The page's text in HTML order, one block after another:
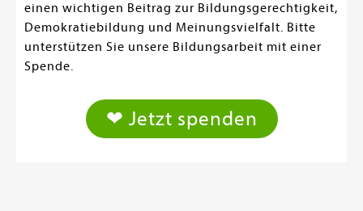
einen wichtigen Beitrag zur Bildungsgerechtigkeit,
Demokratiebildung und Meinungsvielfalt. Bitte
unterstützen Sie unsere Bildungsarbeit mit einer
Spende.
❤ Jetzt spenden